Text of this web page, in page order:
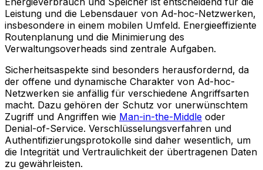
Leistung und die Lebensdauer von Ad-hoc-Netzwerken,
insbesondere in einem mobilen Umfeld. Energieeffiziente
Routenplanung und die Minimierung des
Verwaltungsoverheads sind zentrale Aufgaben.
Sicherheitsaspekte sind besonders herausfordernd, da
der offene und dynamische Charakter von Ad-hoc-
Netzwerken sie anfällig für verschiedene Angriffsarten
macht. Dazu gehören der Schutz vor unerwünschtem
Zugriff und Angriffen wie Man-in-the-Middle oder
Denial-of-Service. Verschlüsselungsverfahren und
Authentifizierungsprotokolle sind daher wesentlich, um
die Integrität und Vertraulichkeit der übertragenen Daten
zu gewährleisten.